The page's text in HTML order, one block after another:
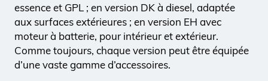
essence et GPL ; en version DK à diesel, adaptée
aux surfaces extérieures ; en version EH avec
moteur à batterie, pour intérieur et extérieur.
Comme toujours, chaque version peut être équipée
d’une vaste gamme d’accessoires.